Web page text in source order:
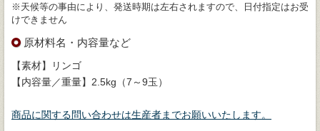
※天候等の事由により、発送時期は左右されますので、日付指定はお受
けできません
原材料名・内容量など
【素材】リンゴ
【内容量／重量】2.5kg（7～9玉）
商品に関する問い合わせは生産者までお願いいたします。